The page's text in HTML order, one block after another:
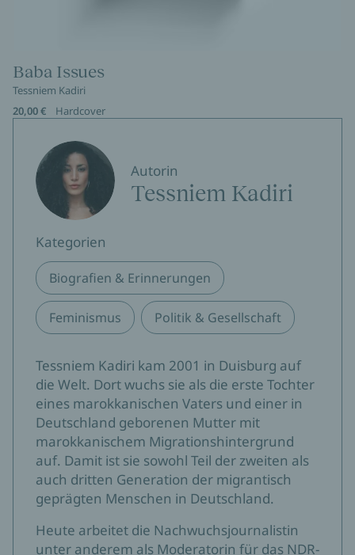
Baba Issues
Tessniem Kadiri
20,00 €
Hardcover
Autorin
Tessniem Kadiri
Kategorien
Biografien & Erinnerungen
Feminismus Politik & Gesellschaft
Tessniem Kadiri kam 2001 in Duisburg auf
die Welt. Dort wuchs sie als die erste Tochter
eines marokkanischen Vaters und einer in
Deutschland geborenen Mutter mit
marokkanischem Migrationshintergrund
auf. Damit ist sie sowohl Teil der zweiten als
auch dritten Generation der migrantisch
geprägten Menschen in Deutschland.
Heute arbeitet die Nachwuchsjournalistin
unter anderem als Moderatorin für das NDR-